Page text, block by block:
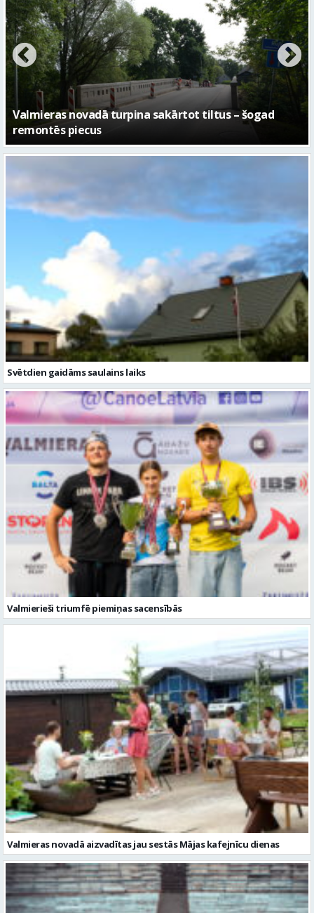
No pagaidu teātra līdz laikmetīgās kultūras centram
– kā attīstīsies “Kurtuve”
Svētdien gaidāms saulains laiks
Valmierieši triumfē piemiņas sacensībās
Valmieras novadā aizvadītas jau sestās Mājas kafejnīcu dienas